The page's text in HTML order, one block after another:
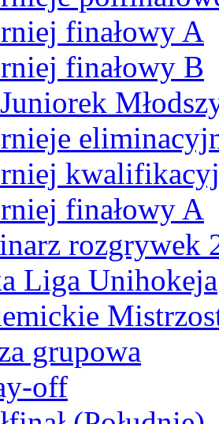
finałowy A
finałowy B
finałowy A
rozgrywek
Liga Unihokeja
grupowa
off